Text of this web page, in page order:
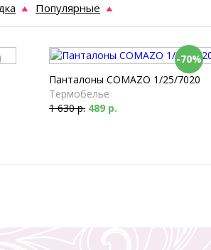
Популярные
-70%
Панталоны COMAZO 1/25/7020
Термобелье
1 630 р. 489 р.